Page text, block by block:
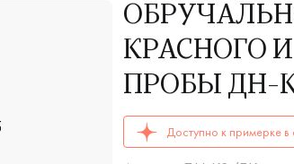
КРАСНОГО
ПРОБЫ ДН-
ОБРУЧАЛЬНЫЕ КОЛЬЦА
Доступно к примерке в